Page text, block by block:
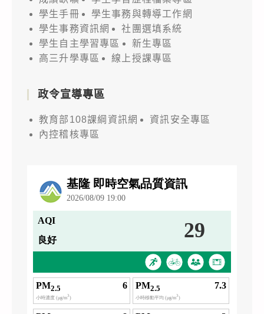
學生手冊
學生事務與轉導工作網
學生事務資訊網
社團選填系統
學生自主學習專區
新生專區
高三升學專區
線上授課專區
政令宣導專區
教育部108課綱資訊網
資訊安全專區
內控稽核專區